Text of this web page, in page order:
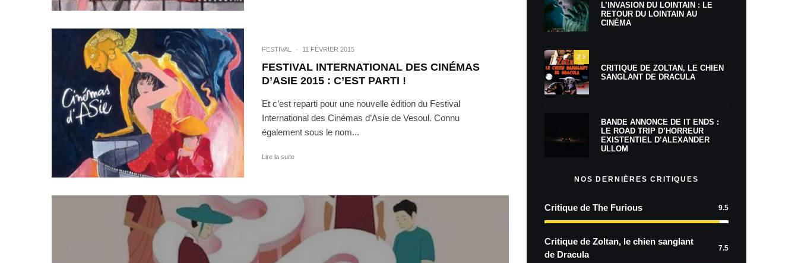
FESTIVAL · 11 FÉVRIER 2015
FESTIVAL INTERNATIONAL DES CINÉMAS
D’ASIE 2015 : C’EST PARTI !
Et c’est reparti pour une nouvelle édition du Festival
International des Cinémas d’Asie de Vesoul. Connu
également sous le nom...
Lire la suite
L’INVASION DU LOINTAIN : LE
RETOUR DU LOINTAIN AU
CINÉMA
7.5
CRITIQUE DE ZOLTAN, LE CHIEN
SANGLANT DE DRACULA
BANDE ANNONCE DE IT ENDS :
LE ROAD TRIP D’HORREUR
EXISTENTIEL D’ALEXANDER
ULLOM
NOS DERNIÈRES CRITIQUES
Critique de The Furious 9.5
Critique de Zoltan, le chien sanglant
de Dracula
7.5